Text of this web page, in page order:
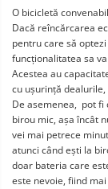
O bicicletă
Dacă reîncărcarea
pentru care să
funcționalitatea sa
Acestea au
cu ușurință
De asemenea, pot
birou mic, așa încât
vei mai petrece
atunci când ești la
doar bateria care
este nevoie, fiind